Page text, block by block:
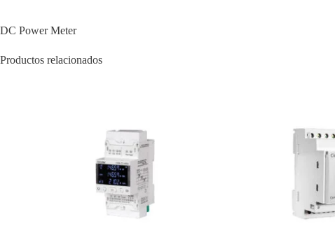
DC Power Meter
Productos relacionados